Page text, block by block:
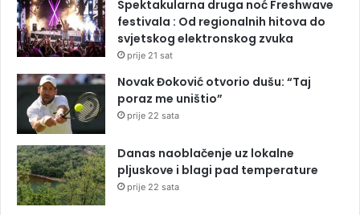
Spektakularna druga noć Freshwave
festivala : Od regionalnih hitova do
svjetskog elektronskog zvuka
prije 21 sat
Novak Đoković otvorio dušu: “Taj
poraz me uništio”
prije 22 sata
Danas naoblačenje uz lokalne
pljuskove i blagi pad temperature
prije 22 sata